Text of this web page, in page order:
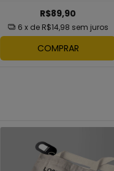
R$89,90
6 x de R$14,98 sem juros
COMPRAR